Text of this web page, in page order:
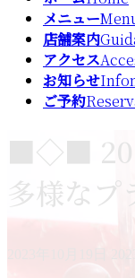
メニュー
店舗案内
アクセス
お知らせ
ご予約
■◇■
多様な